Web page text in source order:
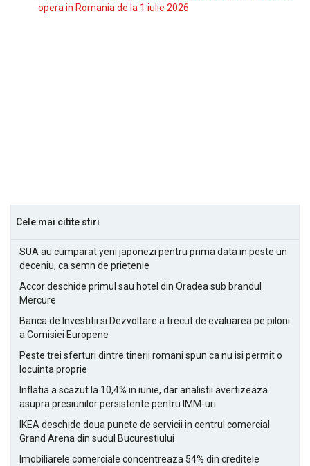
opera in Romania de la 1 iulie 2026
Cele mai citite stiri
SUA au cumparat yeni japonezi pentru prima data in peste un
deceniu, ca semn de prietenie
Accor deschide primul sau hotel din Oradea sub brandul
Mercure
Banca de Investitii si Dezvoltare a trecut de evaluarea pe piloni
a Comisiei Europene
Peste trei sferturi dintre tinerii romani spun ca nu isi permit o
locuinta proprie
Inflatia a scazut la 10,4% in iunie, dar analistii avertizeaza
asupra presiunilor persistente pentru IMM-uri
IKEA deschide doua puncte de servicii in centrul comercial
Grand Arena din sudul Bucurestiului
Imobiliarele comerciale concentreaza 54% din creditele